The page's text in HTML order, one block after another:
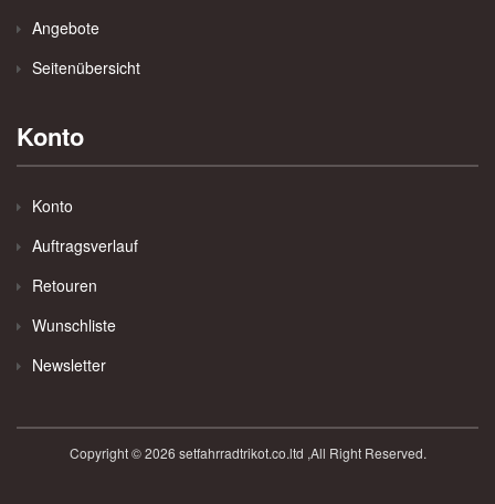
Angebote
Seitenübersicht
Konto
Konto
Auftragsverlauf
Retouren
Wunschliste
Newsletter
Copyright © 2026 setfahrradtrikot.co.ltd ,All Right Reserved.